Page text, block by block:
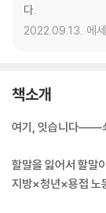
다.
2022.09.13. 에
책소개
여기, 잇습니다――
할말을 잃어서 할말
지방×청년×용접 노